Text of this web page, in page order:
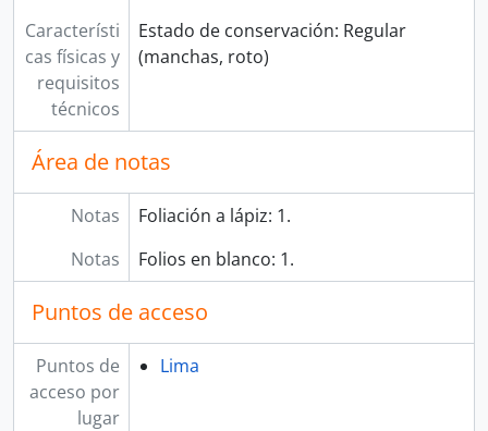
Característi
cas físicas y
requisitos
técnicos
Estado de conservación: Regular
(manchas, roto)
Área de notas
Notas
Foliación a lápiz: 1.
Notas
Folios en blanco: 1.
Puntos de acceso
Puntos de
acceso por
lugar
Lima